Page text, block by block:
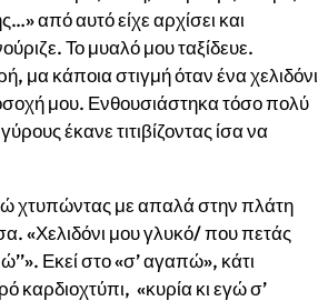
από αυτό είχε αρχίσει και
Το μυαλό μου ταξίδευε.
μα κάποια στιγμή όταν ένα χελιδόνι
μου. Ενθουσιάστηκα τόσο πολύ
έκανε τιτιβίζοντας ίσα να
χτυπώντας με απαλά στην πλάτη
«Χελιδόνι μου γλυκό/ που πετάς
Εκεί στο «σ’ αγαπώ», κάτι
καρδιοχτύπι, «κυρία κι εγώ σ’